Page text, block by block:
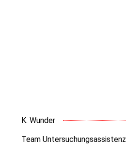
K. Wunder
Team Untersuchungsassistenz